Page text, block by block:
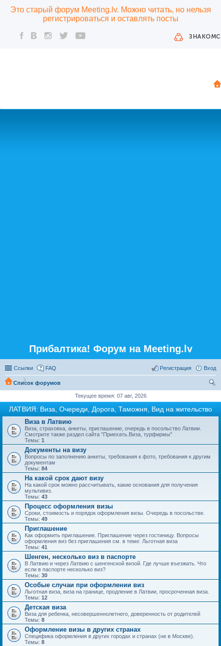
Это старый форум Meeting.lv. Можно читать, но нельзя
регистрироваться и оставлять посты
Прибалтика! Форум на Meeting.lv
Ссылки FAQ Вход
Регистрация
Список форумов
Текущее время: 07 авг, 2026
ЛАТВИЯ: Виза, Очереди, Дорога, Таможня, Вид на жительство
Виза в Латвию
Виза, страховка, анкеты, приглашение, очередь в посольство Латвии.
Смотрите также раздел сайта "Приехать.Виза, турфирмы"
Темы: 1
Документы на визу
Вопросы по заполнению анкеты, требования к фото, требования к другим
документам
Темы: 84
На какой срок дают визу
На какой срок можно рассчитывать, какие основания для получения
мультивиз.
Темы: 43
Процесс оформления визы
Сроки, стоимость и порядок оформления визы. Очередь в посольстве.
Темы: 49
Приглашение
Как оформить приглашение. Приглашение через гостиницу. Вопросы
оформления виз без приглашения см. в теме: Льготная виза
Темы: 41
Шенген, несколько виз в паспорте
В Латвию и через Латвию с шенгенской визой. Где лучше въезжать. Что
если в паспорте несколько виз?
Темы: 30
Особые случаи при оформлении виз
Льготная виза, виза на границе, продление в Латвии, просроченная виза.
Темы: 12
Детская виза
Виза для ребенка, несовершеннолетнего, доверенность от родителей
Темы: 8
Оформление визы в других странах
Специфика оформления в других городах и странах (не в Москве).
Темы: 8